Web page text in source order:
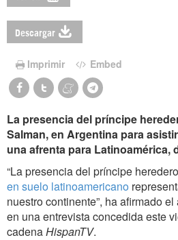
Descargar
Imprimir Embed
La presencia del príncipe
Salman, en Argentina para
una afrenta para Latinoamérica,
“La presencia del príncipe
en suelo latinoamericano
nuestro continente”, ha afirmado
en una entrevista concedida este
cadenaHispanTV.